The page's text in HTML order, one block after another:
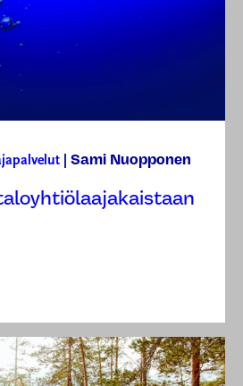
Sami Nuopponen